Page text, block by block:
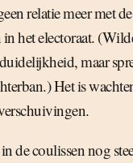
relatie meer met
het electoraat.
maar
Het is
de coulissen nog